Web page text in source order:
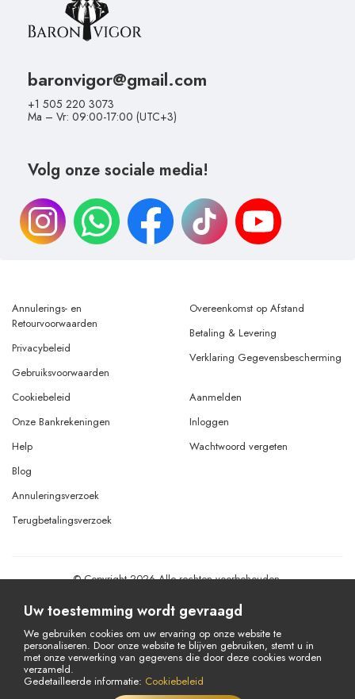
baronvigor@gmail.com
+1 505 220 3073
Ma – Vr: 09:00-17:00 (UTC+3)
Volg onze sociale media!
Annulerings- en
Retourvoorwaarden
Privacybeleid
Gebruiksvoorwaarden
Overeenkomst op Afstand
Betaling & Levering
Verklaring Gegevensbescherming
Cookiebeleid
Onze Bankrekeningen
Help
Aanmelden
Inloggen
Wachtwoord vergeten
Blog
Annuleringsverzoek
Terugbetalingsverzoek
© Copyright 2026 Alle rechten voorbehouden.
Uw toestemming wordt gevraagd
We gebruiken cookies om uw ervaring op onze website te
personaliseren. Door onze website te blijven gebruiken, stemt u in
met onze verwerking van gegevens die door deze cookies worden
verzameld.
Gedetailleerde informatie: Cookiebeleid